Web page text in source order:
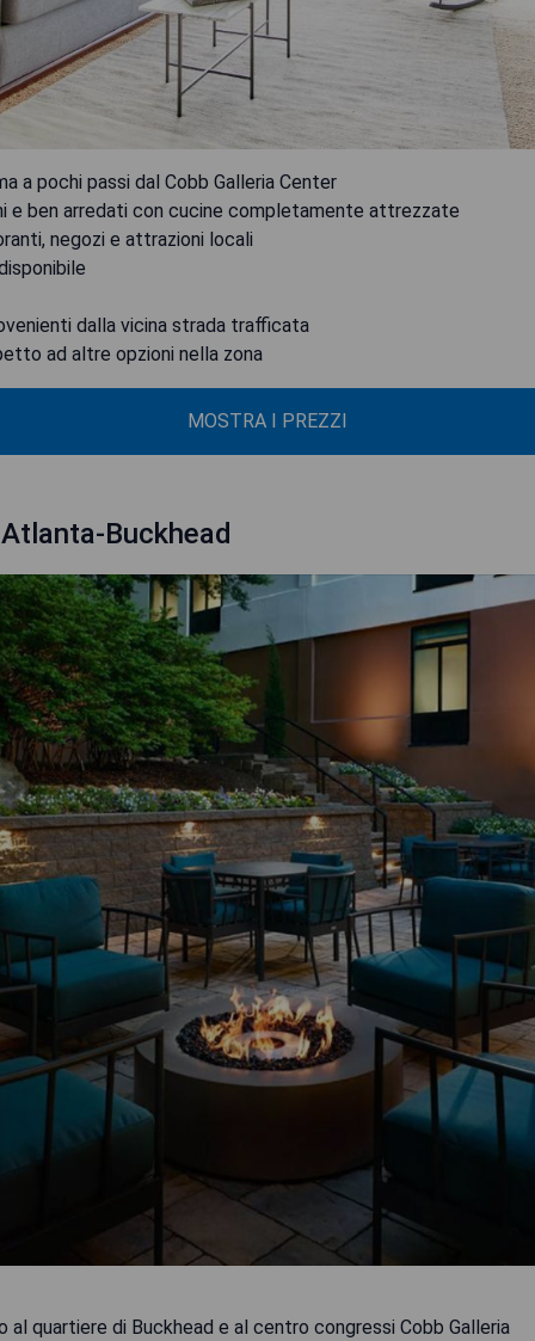
a pochi passi dal Cobb Galleria Center
e ben arredati con cucine completamente attrezzate
negozi e attrazioni locali
dalla vicina strada trafficata
ad altre opzioni nella zona
MOSTRA I PREZZI
Buckhead
quartiere di Buckhead e al centro congressi Cobb Galleria